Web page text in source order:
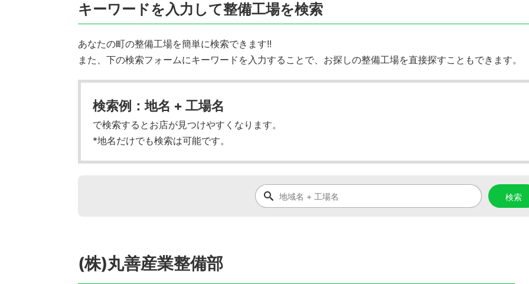
キーワードを入力して整備工場を検索
あなたの町の整備工場を簡単に検索できます!!
また、下の検索フォームにキーワードを入力することで、お探しの整備工場を直接探すこともできます。
検索例：地名 + 工場名
で検索するとお店が見つけやすくなります。
*地名だけでも検索は可能です。
(株)丸善産業整備部